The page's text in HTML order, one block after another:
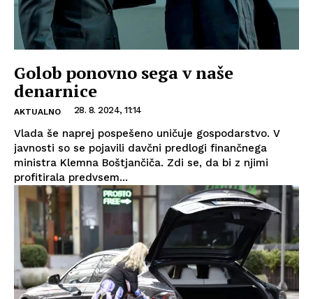
Golob ponovno sega v naše
denarnice
AKTUALNO 28. 8. 2024, 11:14
Vlada še naprej pospešeno uničuje gospodarstvo. V
javnosti so se pojavili davčni predlogi finančnega
ministra Klemna Boštjančiča. Zdi se, da bi z njimi
profitirala predvsem...